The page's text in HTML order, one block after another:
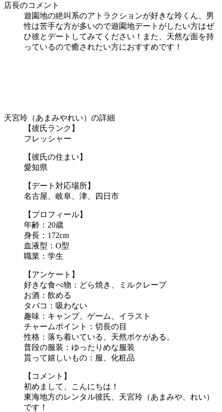
店長のコメント
遊園地の絶叫系のアトラクションが好きな玲くん、男
性は苦手な方が多いので遊園地デートがしたい方はぜ
ひ彼とデートしてみてください！また、天然な面を持
っているので癒されたい方におすすめです！
天宮玲（あまみやれい）の詳細
【彼氏ランク】
フレッシャー
【彼氏の住まい】
愛知県
【デート対応場所】
名古屋、岐阜、津、四日市
【プロフィール】
年齢：20歳
身長：172cm
血液型：O型
職業：学生
【アンケート】
好きな食べ物：どら焼き、ミルクレープ
お酒：飲める
タバコ：吸わない
趣味：キャンプ、ゲーム、イラスト
チャームポイント：切長の目
性格：落ち着いている、天然ボケがある。
普段の服装：ゆったりめな服装
貰って嬉しいもの：服、化粧品
【コメント】
初めまして、こんにちは！
東海地方のレンタル彼氏、天宮玲（あまみや、れい）
です！